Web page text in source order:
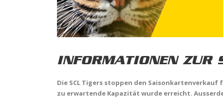
INFORMATIONEN
Die SCL Tigers stoppen den
zu erwartende Kapazität wurde erreicht.